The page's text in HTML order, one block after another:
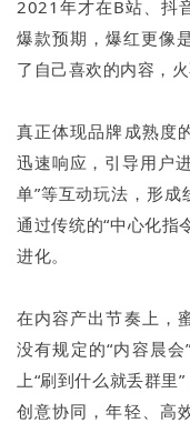
2021年才在B站、抖
爆款预期，爆红更像
了自己喜欢的内容，
真正体现品牌成熟度
迅速响应，引导用户
单”等互动玩法，形
通过传统的“中心化指
进化。
在内容产出节奏上，
没有规定的“内容晨
上“刷到什么就丢群里
创意协同，年轻、高